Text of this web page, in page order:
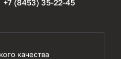
+7 (8453) 35-22-45
качества